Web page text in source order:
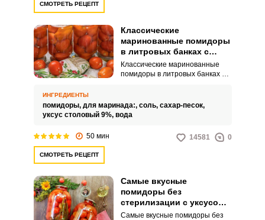
СМОТРЕТЬ РЕЦЕПТ
Классические
маринованные помидоры
в литровых банках с
уксусом без
стерилизации на зиму
Классические маринованные
помидоры в литровых банках с
присутствует в каждой кладовке.
В холодное время это самая
ИНГРЕДИЕНТЫ
помидоры, для маринада:, соль, сахар-песок,
уксус столовый 9%, вода
50 мин 14581 0
СМОТРЕТЬ РЕЦЕПТ
Самые вкусные
помидоры без
стерилизации с уксусом
на зиму
Самые вкусные помидоры без